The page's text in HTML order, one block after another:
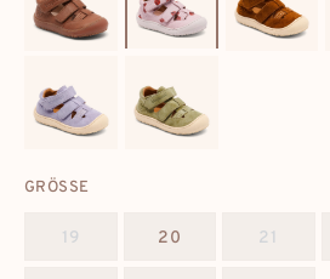
GRÖSSE
19 20 21